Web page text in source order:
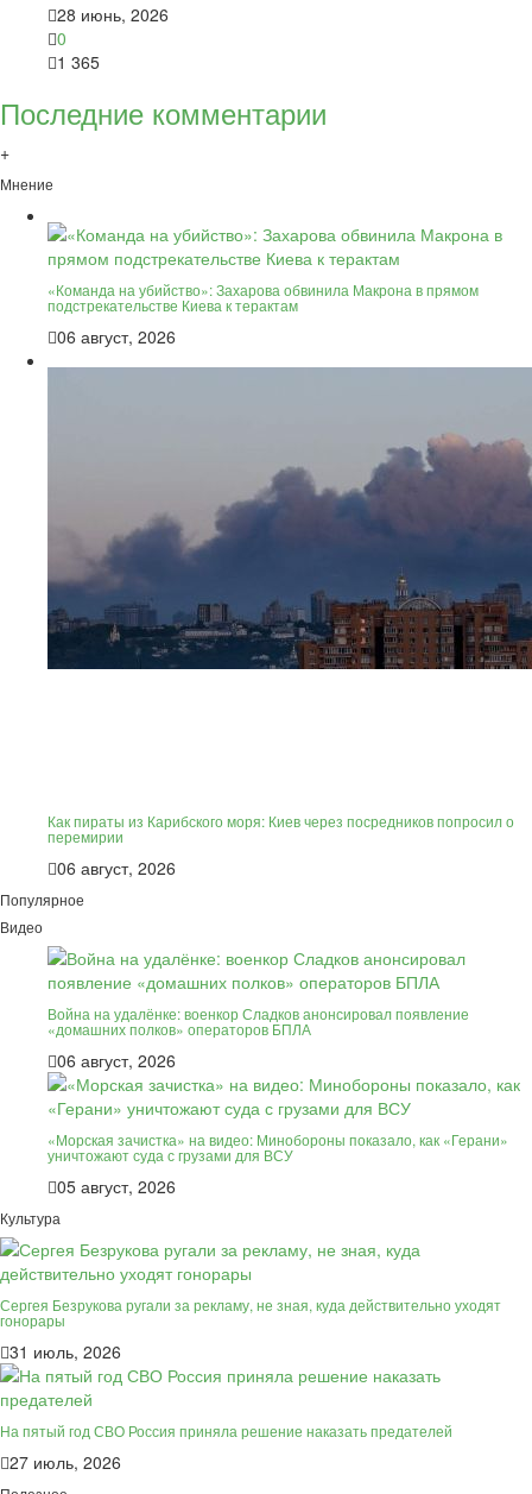
28 июнь, 2026
0
1 365
Последние комментарии
+
Мнение
«Команда на убийство»: Захарова обвинила Макрона в прямом
подстрекательстве Киева к терактам
06 август, 2026
Как пираты из Карибского моря: Киев через посредников попросил о
перемирии
06 август, 2026
Популярное
Видео
Война на удалёнке: военкор Сладков анонсировал появление
«домашних полков» операторов БПЛА
06 август, 2026
«Морская зачистка» на видео: Минобороны показало, как «Герани»
уничтожают суда с грузами для ВСУ
05 август, 2026
Культура
Сергея Безрукова ругали за рекламу, не зная, куда действительно уходят
гонорары
31 июль, 2026
На пятый год СВО Россия приняла решение наказать предателей
27 июль, 2026